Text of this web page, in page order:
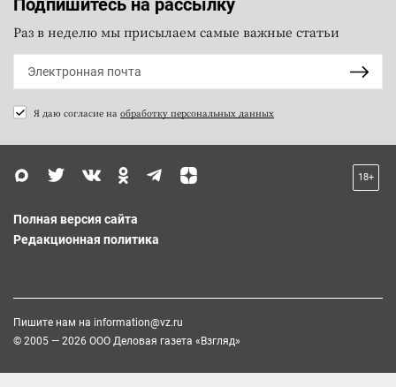
Раз в неделю мы присылаем самые важные статьи
Я даю согласие на обработку персональных данных
18+
Полная версия сайта
Редакционная политика
Пишите нам на information@vz.ru
© 2005 — 2026 ООО Деловая газета «Взгляд»